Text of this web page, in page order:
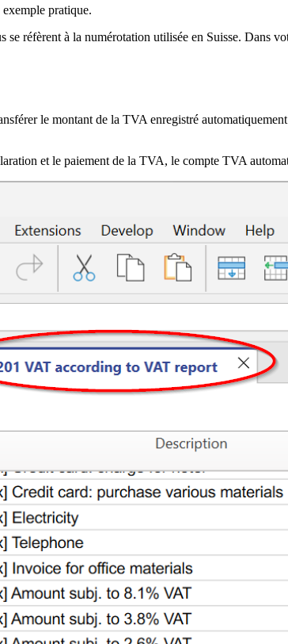
pratique.
réfèrent à la numérotation utilisée en Suisse. Dans
le montant de la TVA enregistré
et le paiement de la TVA, le compte TVA